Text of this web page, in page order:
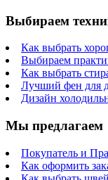
Выбираем
Как выбрать
Выбираем
Как выбрать
Лучший фен для
Дизайн
Мы предлагаем
Покупатель и
Как оформить